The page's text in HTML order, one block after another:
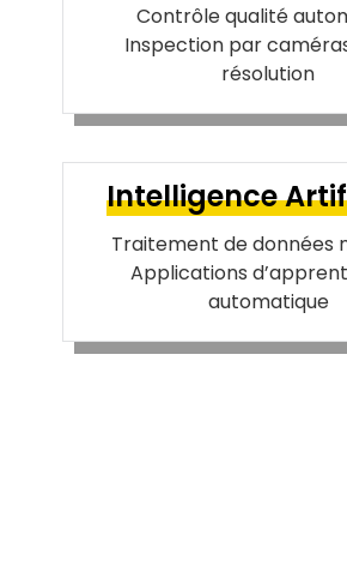
Contrôle qualité
Inspection par
résolution
Intelligence
Traitement de données
Applications
automatique